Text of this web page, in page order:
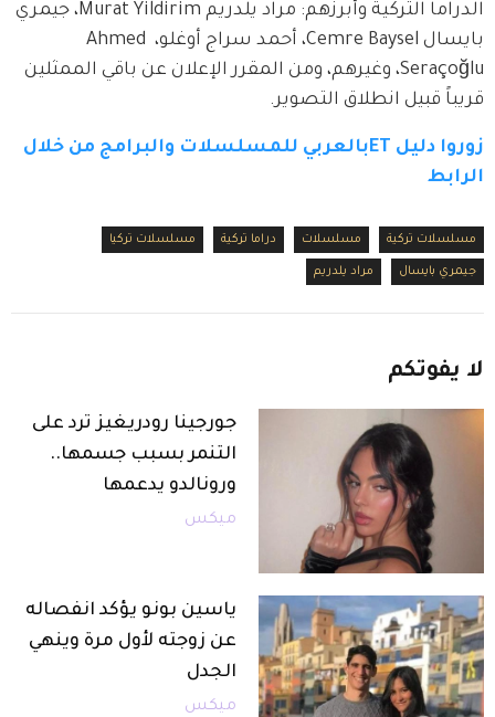
الدراما التركية وأبرزهم: مراد يلدريم Murat Yildirim، جيمري
بايسال Cemre Baysel، أحمد سراج أوغلو، Ahmed
Seraçoğlu، وغيرهم، ومن المقرر الإعلان عن باقي الممثلين
قريباً قبيل انطلاق التصوير.
زوروا دليل ETبالعربي للمسلسلات والبرامج من خلال
الرابط
مسلسلات تركية مسلسلات دراما تركية مسلسلات تركيا
جيمري بايسال مراد يلدريم
لا يفوتكم
جورجينا رودريغيز ترد على
التنمر بسبب جسمها..
ورونالدو يدعمها
ميكس
ياسين بونو يؤكد انفصاله
عن زوجته لأول مرة وينهي
الجدل
ميكس